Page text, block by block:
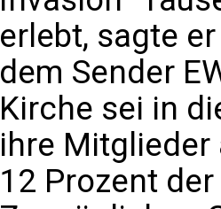
erlebt, sagte
dem Sender
Kirche sei in
ihre Mitglieder
12 Prozent